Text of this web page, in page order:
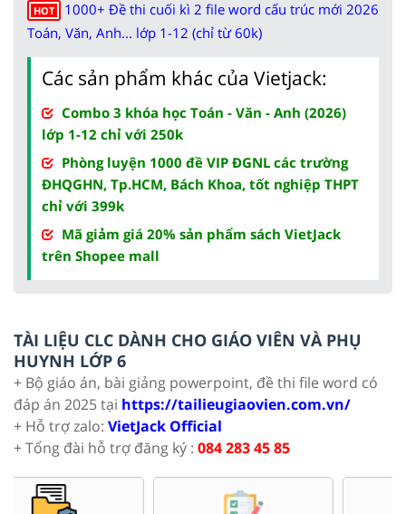
HOT
1000+ Đề thi cuối kì 2 file word cấu trúc mới 2026
Toán, Văn, Anh... lớp 1-12 (chỉ từ 60k)
Các sản phẩm khác của Vietjack:
Combo 3 khóa học Toán - Văn - Anh (2026)
lớp 1-12 chỉ với 250k
Phòng luyện 1000 đề VIP ĐGNL các trường
ĐHQGHN, Tp.HCM, Bách Khoa, tốt nghiệp THPT
chỉ với 399k
Mã giảm giá 20% sản phẩm sách VietJack
trên Shopee mall
TÀI LIỆU CLC DÀNH CHO GIÁO VIÊN VÀ PHỤ
HUYNH LỚP 6
+ Bộ giáo án, bài giảng powerpoint, đề thi file word có
đáp án 2025 tại https://tailieugiaovien.com.vn/
+ Hỗ trợ zalo: VietJack Official
+ Tổng đài hỗ trợ đăng ký : 084 283 45 85